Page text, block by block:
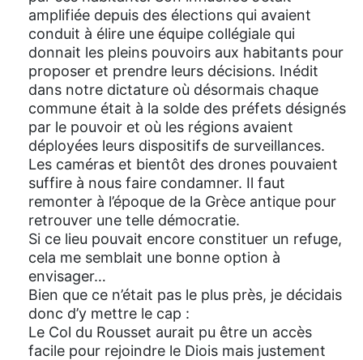
amplifiée depuis des élections qui avaient
conduit à élire une équipe collégiale qui
donnait les pleins pouvoirs aux habitants pour
proposer et prendre leurs décisions. Inédit
dans notre dictature où désormais chaque
commune était à la solde des préfets désignés
par le pouvoir et où les régions avaient
déployées leurs dispositifs de surveillances.
Les caméras et bientôt des drones pouvaient
suffire à nous faire condamner. Il faut
remonter à l’époque de la Grèce antique pour
retrouver une telle démocratie.
Si ce lieu pouvait encore constituer un refuge,
cela me semblait une bonne option à
envisager…
Bien que ce n’était pas le plus près, je décidais
donc d’y mettre le cap :
Le Col du Rousset aurait pu être un accès
facile pour rejoindre le Diois mais justement